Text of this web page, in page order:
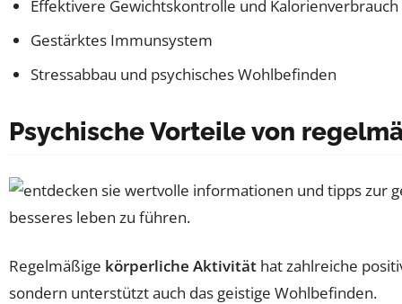
Effektivere Gewichtskontrolle und Kalorienverbrauch
Gestärktes Immunsystem
Stressabbau und psychisches Wohlbefinden
Psychische Vorteile von
Regelmäßige körperliche Aktivität hat zahlreiche
sondern unterstützt auch das geistige Wohlbefinden.